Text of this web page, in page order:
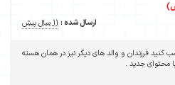
ارسال شده : 11 سال پیش
کنید فرزندان و والد های دیگر نیز در همان هسته
محتوای جدید .